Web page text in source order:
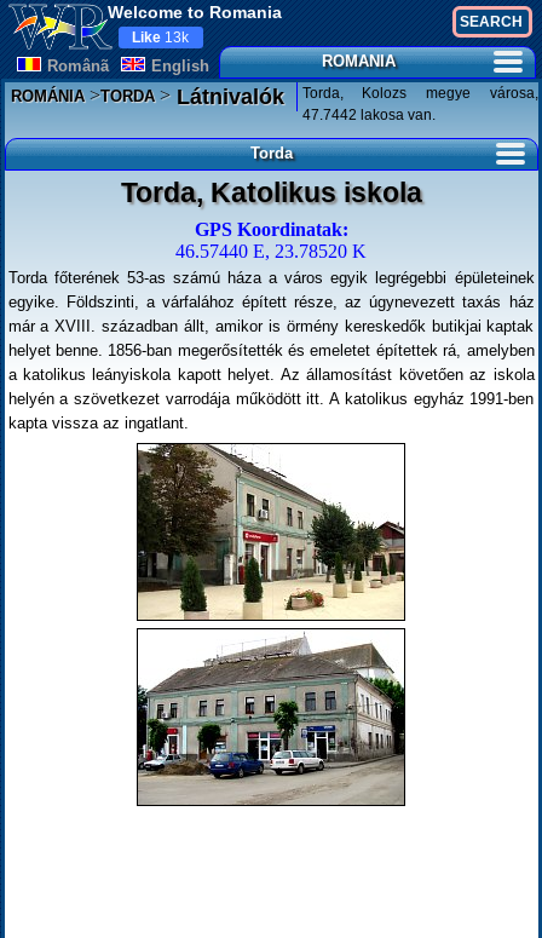
Welcome to Romania
Românã English
Like 13k
ROMANIA
ROMÁNIA>TORDA>Látnivalók
Torda, Kolozs megye városa,
47.7442 lakosa van.
Torda
Torda, Katolikus iskola
GPS Koordinatak:
46.57440 E, 23.78520 K
Torda főterének 53-as számú háza a város egyik legrégebbi épületeinek
egyike. Földszinti, a várfalához épített része, az úgynevezett taxás ház
már a XVIII. században állt, amikor is örmény kereskedők butikjai kaptak
helyet benne. 1856-ban megerősítették és emeletet építettek rá, amelyben
a katolikus leányiskola kapott helyet. Az államosítást követően az iskola
helyén a szövetkezet varrodája működött itt. A katolikus egyház 1991-ben
kapta vissza az ingatlant.